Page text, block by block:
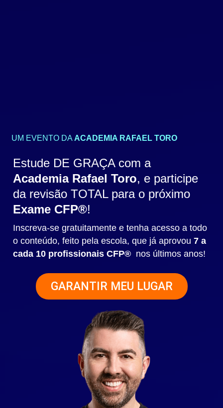
UM EVENTO DAACADEMIA RAFAEL TORO
Estude DE GRAÇA com a
Academia Rafael Toro, e participe
da revisão TOTAL para o próximo
Exame CFP®!
Inscreva-se gratuitamente e tenha acesso a todo
o conteúdo, feito pela escola, que já aprovou 7 a
cada 10 profissionais CFP® nos últimos anos!
GARANTIR MEU LUGAR